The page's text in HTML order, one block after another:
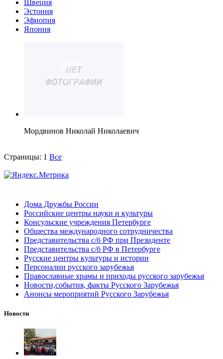
Швеция
Эстония
Эфиопия
Япония
Мордвинов Николай Николаевич
Страницы: 1 Все
Дома Дружбы России
Российские центры науки и культуры
Консульские учреждения Петербурге
Общества международного сотрудничества
Представительства с/б РФ при Президенте
Представительства с/б РФ в Петербурге
Русские центры культуры и истории
Персоналии русского зарубежья
Православные храмы и приходы русского зарубежья
Новости,события, факты Русского Зарубежья
Анонсы мероприятий Русского Зарубежья
Новости